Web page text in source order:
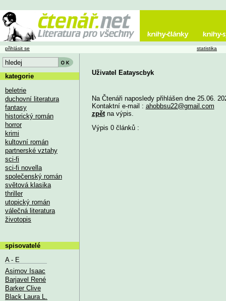
Uživatel Eatayscbyk
Na Čtenáři naposledy přihlášen dne 25.06.
Kontaktní e-mail : ahobbsu22@gmail.com
zpětna výpis.
Výpis 0 článků :
přihlásit se statistika
kategorie
beletrie
duchovní literatura
fantasy
historický román
horror
krimi
kultovní román
partnerské vztahy
sci-fi
sci-fi novella
společenský román
světová klasika
thriller
utopický román
válečná literatura
životopis
spisovatelé
A - E
Asimov Isaac
Barjavel René
Barker Clive
Black Laura L.